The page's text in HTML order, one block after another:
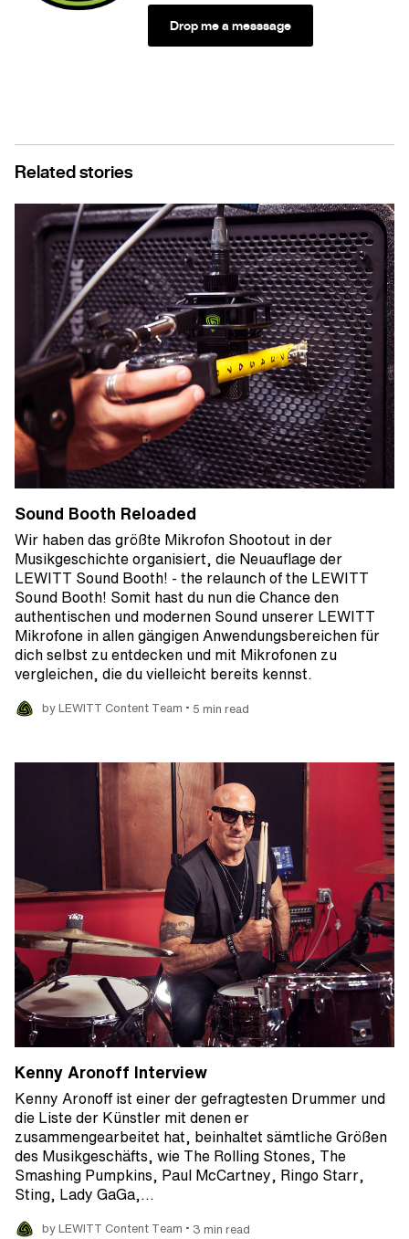
Drop me a messsage
Related stories
Sound Booth Reloaded
Wir haben das größte Mikrofon Shootout in der
Musikgeschichte organisiert, die Neuauflage der
LEWITT Sound Booth! - the relaunch of the LEWITT
Sound Booth! Somit hast du nun die Chance den
authentischen und modernen Sound unserer LEWITT
Mikrofone in allen gängigen Anwendungsbereichen für
dich selbst zu entdecken und mit Mikrofonen zu
vergleichen, die du vielleicht bereits kennst.
by LEWITT Content Team • 5 min read
Kenny Aronoff Interview
Kenny Aronoff ist einer der gefragtesten Drummer und
die Liste der Künstler mit denen er
zusammengearbeitet hat, beinhaltet sämtliche Größen
des Musikgeschäfts, wie The Rolling Stones, The
Smashing Pumpkins, Paul McCartney, Ringo Starr,
Sting, Lady GaGa,...
by LEWITT Content Team • 3 min read